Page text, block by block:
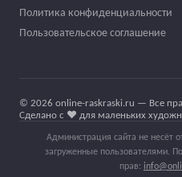
Политика конфиденциальности
Пользовательское соглашение
© 2026 online-raskraski.ru — Все
Сделано с ❤️ для маленьких
Администрация сайта не несёт
загруженные пользователями.
прав: